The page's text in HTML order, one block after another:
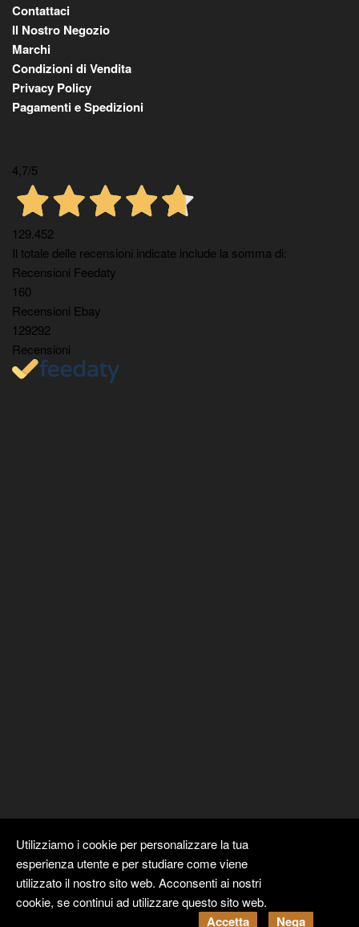
Contattaci
Il Nostro Negozio
Marchi
Condizioni di Vendita
Privacy Policy
Pagamenti e Spedizioni
4,7/5
129.452
Il totale delle recensioni indicate include la somma di:
Recensioni Feedaty
160
Recensioni Ebay
129292
Recensioni
Copyright © Kyuubi Cloud SolutionbySTUDIO 99. Tutti i diritti
Utilizziamo i cookie per personalizzare la tua
esperienza utente e per studiare come viene
utilizzato il nostro sito web. Acconsenti ai nostri
cookie, se continui ad utilizzare questo sito web.
Accetta Nega